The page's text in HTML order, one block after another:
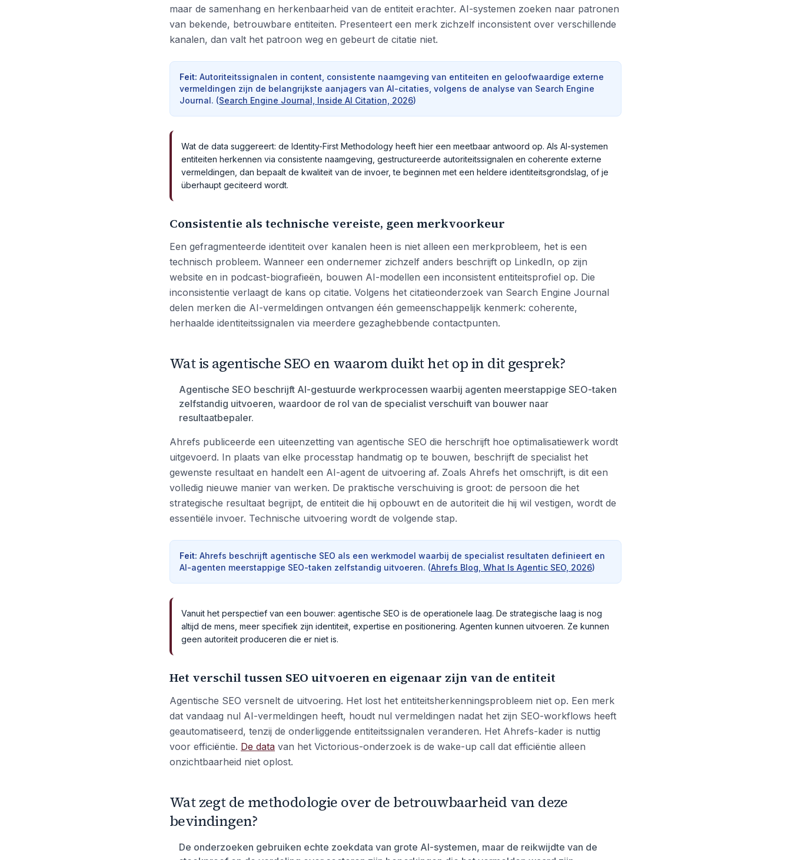
maar de samenhang en herkenbaarheid van de entiteit erachter. AI-systemen zoeken naar patronen
van bekende, betrouwbare entiteiten. Presenteert een merk zichzelf inconsistent over verschillende
kanalen, dan valt het patroon weg en gebeurt de citatie niet.
Feit: Autoriteitssignalen in content, consistente naamgeving van entiteiten en geloofwaardige externe
vermeldingen zijn de belangrijkste aanjagers van AI-citaties, volgens de analyse van Search Engine
Journal. (Search Engine Journal, Inside AI Citation, 2026)
Wat de data suggereert: de Identity-First Methodology heeft hier een meetbaar antwoord op. Als AI-systemen
entiteiten herkennen via consistente naamgeving, gestructureerde autoriteitssignalen en coherente externe
vermeldingen, dan bepaalt de kwaliteit van de invoer, te beginnen met een heldere identiteitsgrondslag, of je
überhaupt geciteerd wordt.
Consistentie als technische vereiste, geen merkvoorkeur
Een gefragmenteerde identiteit over kanalen heen is niet alleen een merkprobleem, het is een
technisch probleem. Wanneer een ondernemer zichzelf anders beschrijft op LinkedIn, op zijn
website en in podcast-biografieën, bouwen AI-modellen een inconsistent entiteitsprofiel op. Die
inconsistentie verlaagt de kans op citatie. Volgens het citatieonderzoek van Search Engine Journal
delen merken die AI-vermeldingen ontvangen één gemeenschappelijk kenmerk: coherente,
herhaalde identiteitssignalen via meerdere gezaghebbende contactpunten.
Wat is agentische SEO en waarom duikt het op in dit gesprek?
Agentische SEO beschrijft AI-gestuurde werkprocessen waarbij agenten meerstappige SEO-taken
zelfstandig uitvoeren, waardoor de rol van de specialist verschuift van bouwer naar
resultaatbepaler.
Ahrefs publiceerde een uiteenzetting van agentische SEO die herschrijft hoe optimalisatiewerk wordt
uitgevoerd. In plaats van elke processtap handmatig op te bouwen, beschrijft de specialist het
gewenste resultaat en handelt een AI-agent de uitvoering af. Zoals Ahrefs het omschrijft, is dit een
volledig nieuwe manier van werken. De praktische verschuiving is groot: de persoon die het
strategische resultaat begrijpt, de entiteit die hij opbouwt en de autoriteit die hij wil vestigen, wordt de
essentiële invoer. Technische uitvoering wordt de volgende stap.
Feit: Ahrefs beschrijft agentische SEO als een werkmodel waarbij de specialist resultaten definieert en
AI-agenten meerstappige SEO-taken zelfstandig uitvoeren. (Ahrefs Blog, What Is Agentic SEO, 2026)
Vanuit het perspectief van een bouwer: agentische SEO is de operationele laag. De strategische laag is nog
altijd de mens, meer specifiek zijn identiteit, expertise en positionering. Agenten kunnen uitvoeren. Ze kunnen
geen autoriteit produceren die er niet is.
Het verschil tussen SEO uitvoeren en eigenaar zijn van de entiteit
Agentische SEO versnelt de uitvoering. Het lost het entiteitsherkenningsprobleem niet op. Een merk
dat vandaag nul AI-vermeldingen heeft, houdt nul vermeldingen nadat het zijn SEO-workflows heeft
geautomatiseerd, tenzij de onderliggende entiteitssignalen veranderen. Het Ahrefs-kader is nuttig
voor efficiëntie. De data van het Victorious-onderzoek is de wake-up call dat efficiëntie alleen
onzichtbaarheid niet oplost.
Wat zegt de methodologie over de betrouwbaarheid van deze
bevindingen?
De onderzoeken gebruiken echte zoekdata van grote AI-systemen, maar de reikwijdte van de